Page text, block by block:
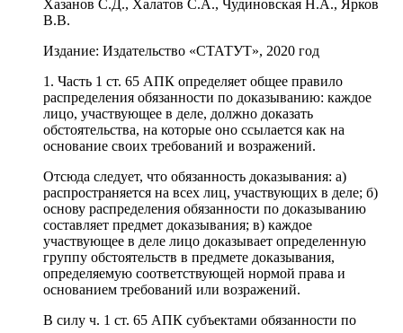
Хазанов С.Д., Халатов С.А., Чудиновская Н.А., Ярков
В.В.
Издание: Издательство «СТАТУТ», 2020 год
1. Часть 1 ст. 65 АПК определяет общее правило
распределения обязанности по доказыванию: каждое
лицо, участвующее в деле, должно доказать
обстоятельства, на которые оно ссылается как на
основание своих требований и возражений.
Отсюда следует, что обязанность доказывания: а)
распространяется на всех лиц, участвующих в деле; б)
основу распределения обязанности по доказыванию
составляет предмет доказывания; в) каждое
участвующее в деле лицо доказывает определенную
группу обстоятельств в предмете доказывания,
определяемую соответствующей нормой права и
основанием требований или возражений.
В силу ч. 1 ст. 65 АПК субъектами обязанности по